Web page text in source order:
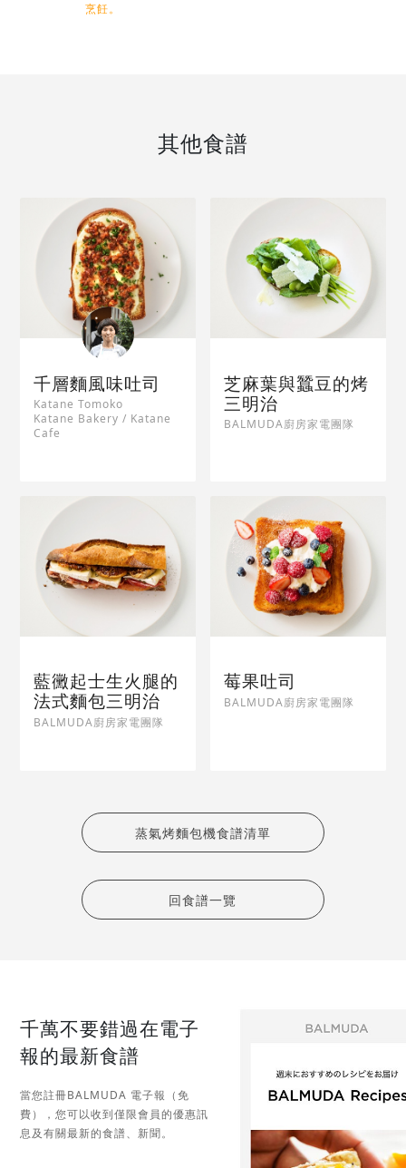
烹飪。
其他食譜
千層麵風味吐司
Katane Tomoko
Katane Bakery / Katane
Cafe
芝麻葉與蠶豆的烤
三明治
BALMUDA廚房家電團隊
藍黴起士生火腿的
法式麵包三明治
BALMUDA廚房家電團隊
莓果吐司
BALMUDA廚房家電團隊
蒸氣烤麵包機食譜清單
回食譜一覽
千萬不要錯過在電子
報的最新食譜
當您註冊BALMUDA 電子報（免
費），您可以收到僅限會員的優惠訊
息及有關最新的食譜、新聞。